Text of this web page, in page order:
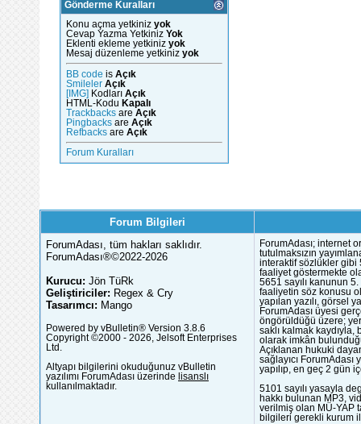
Gönderme Kuralları
Konu açma yetkiniz yok
Cevap Yazma Yetkiniz Yok
Eklenti ekleme yetkiniz yok
Mesaj düzenleme yetkiniz yok
BB code is Açık
Smileler Açık
[IMG] Kodları Açık
HTML-Kodu Kapalı
Trackbacks are Açık
Pingbacks are Açık
Refbacks are Açık
Forum Kuralları
Forum Bilgileri
ForumAdası, tüm hakları saklıdır.
ForumAdası®©2022-2026
Kurucu: Jön TüRk
Geliştiriciler: Regex & Cry
Tasarımcı: Mango
Powered by vBulletin® Version 3.8.6
Copyright ©2000 - 2026, Jelsoft Enterprises
Ltd.
Altyapı bilgilerini okuduğunuz vBulletin
yazılımı ForumAdası üzerinde lisanslı
kullanılmaktadır.
ForumAdası; internet
tutulmaksızın
interaktif sözlükler gibi
faaliyet göstermekte
5651 sayılı kanunun
faaliyetin söz konusu
yapılan yazılı, görsel
ForumAdası üyesi
öngörüldüğü üzere;
saklı kalmak
olarak imkân
Açıklanan hukuki
sağlayıcı
yapılıp, en geç 2 gün
5101 sayılı yasayla
hakkı bulunan MP3,
verilmiş olan MÜ-YAP
bilgileri gerekli kurum